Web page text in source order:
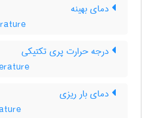
دمای بهینه
درجه حرارت پری تکتیکی
دمای بار ریزی